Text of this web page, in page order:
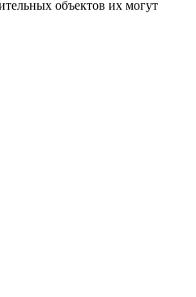
объектов их могут